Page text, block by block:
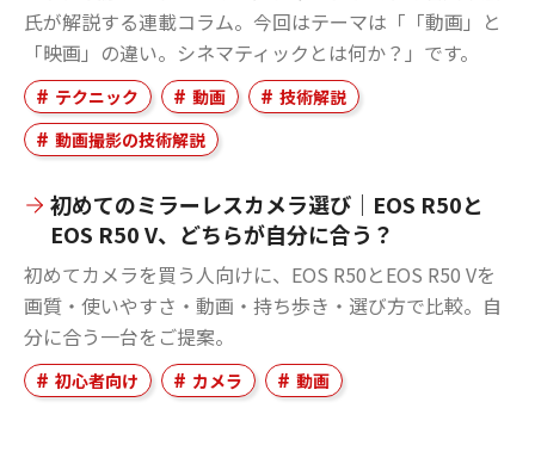
氏が解説する連載コラム。今回はテーマは「「動画」と
「映画」の違い。シネマティックとは何か？」です。
テクニック 動画
技術解説
動画撮影の技術解説
初めてのミラーレスカメラ選び｜EOS R50と
EOS R50 V、どちらが自分に合う？
初めてカメラを買う人向けに、EOS R50とEOS R50 Vを
画質・使いやすさ・動画・持ち歩き・選び方で比較。自
分に合う一台をご提案。
初心者向け カメラ 動画